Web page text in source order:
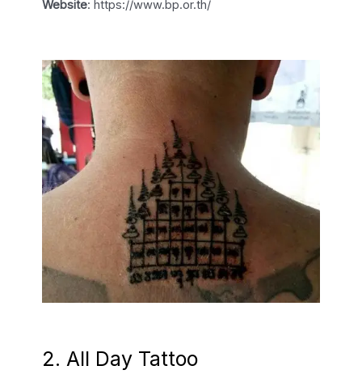
Website: https://www.bp.or.th/
2. All Day Tattoo